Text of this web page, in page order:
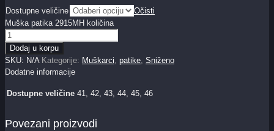
Dostupne veličine
Očisti
Muška patika 2915MH količina
Dodaj u korpu
SKU: N/A Kategorije: Muškarci, patike, Sniženo
Dodatne informacije
Dostupne veličine 41, 42, 43, 44, 45, 46
Povezani proizvodi